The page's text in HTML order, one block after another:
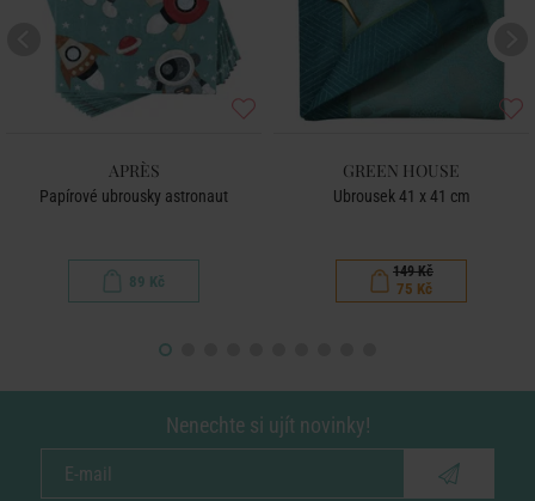
APRÈS
Papírové ubrousky astronaut
89 Kč
GREEN HOUSE
Ubrousek 41 x 41 cm
149 Kč
75 Kč
Nenechte si ujít novinky!